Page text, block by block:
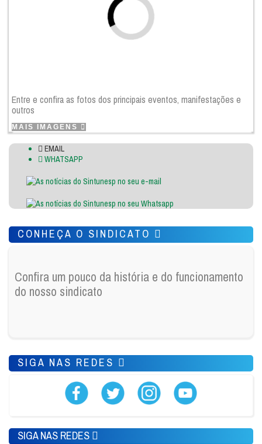
Entre e confira as fotos dos principais eventos, manifestações e
outros
MAIS IMAGENS
EMAIL
WHATSAPP
CONHEÇA O SINDICATO
Confira um pouco da história e do funcionamento
do nosso sindicato
SIGA NAS REDES
SIGA NAS REDES